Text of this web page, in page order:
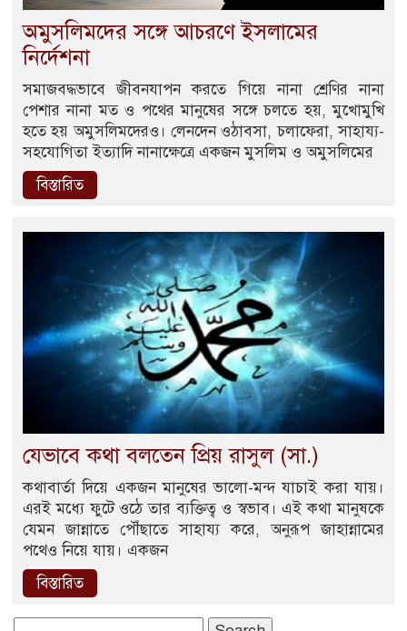
অমুসলিমদের সঙ্গে আচরণে ইসলামের
নির্দেশনা
সমাজবদ্ধভাবে জীবনযাপন করতে গিয়ে নানা শ্রেণির নানা
পেশার নানা মত ও পথের মানুষের সঙ্গে চলতে হয়, মুখোমুখি
হতে হয় অমুসলিমদেরও। লেনদেন ওঠাবসা, চলাফেরা, সাহায্য-
সহযোগিতা ইত্যাদি নানাক্ষেত্রে একজন মুসলিম ও অমুসলিমের
বিস্তারিত
যেভাবে কথা বলতেন প্রিয় রাসুল (সা.)
কথাবার্তা দিয়ে একজন মানুষের ভালো-মন্দ যাচাই করা যায়।
এরই মধ্যে ফুটে ওঠে তার ব্যক্তিত্ব ও স্বভাব। এই কথা মানুষকে
যেমন জান্নাতে পৌঁছাতে সাহায্য করে, অনুরূপ জাহান্নামের
পথেও নিয়ে যায়। একজন
বিস্তারিত